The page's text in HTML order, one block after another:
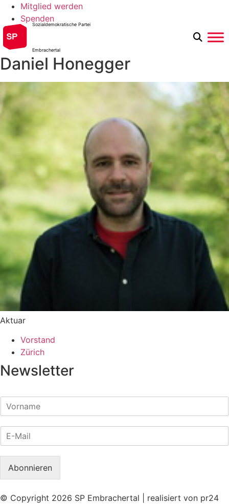
Skip
content
Mitglied werden
Spenden
Sozialdemokratische Partei
Embrachertal
Daniel Honegger
Aktuar
Vorstand
Zürich
Newsletter
l
*
Abonnieren
© Copyright 2026 SP Embrachertal | realisiert von pr24